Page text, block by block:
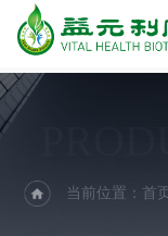
当前位置：首